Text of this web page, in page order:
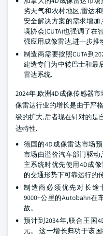
劣天气和农村地区,雷达
安全解决方案的需求增
境协会(CUTA)也强调了
强应用成像雷达,进一步推
制造商需要按照CUTA到
建造专门为中转巴士和最
雷达系统.
2024年,欧洲4D成像传感器
像雷达行业的增长是由于严
级的扩大,后者现在针对的是
达特性.
德国的4D成像雷达市场预
市场由溢价汽车部门驱动
主系统时优先使用4D成
的交通形势下可靠运行的
制造商必须优先对长途
9000+公里的Autobahn在
故。
预计到2034年,联合王国
元。 这一增长归功于该